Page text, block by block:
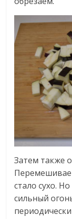
Затем также
стало сухо.
сильный